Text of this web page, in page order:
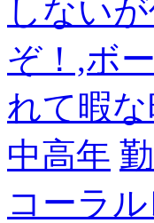
しない
ぞ！,ボ
れて暇
中高年
コーラ